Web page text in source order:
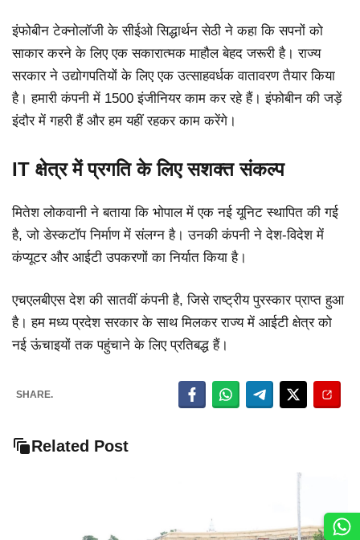
इंफोबीन टेक्नोलॉजी के सीईओ सिद्धार्थन सेठी ने कहा कि सपनों को
साकार करने के लिए एक सकारात्मक माहौल बेहद जरूरी है। राज्य
सरकार ने उद्योगपतियों के लिए एक उत्साहवर्धक वातावरण तैयार किया
है। हमारी कंपनी में 1500 इंजीनियर काम कर रहे हैं। इंफोबीन की जड़ें
इंदौर में गहरी हैं और हम यहीं रहकर काम करेंगे।
IT क्षेत्र में प्रगति के लिए सशक्त संकल्प
मितेश लोकवानी ने बताया कि भोपाल में एक नई यूनिट स्थापित की गई
है, जो डेस्कटॉप निर्माण में संलग्न है। उनकी कंपनी ने देश-विदेश में
कंप्यूटर और आईटी उपकरणों का निर्यात किया है।
एचएलबीएस देश की सातवीं कंपनी है, जिसे राष्ट्रीय पुरस्कार प्राप्त हुआ
है। हम मध्य प्रदेश सरकार के साथ मिलकर राज्य में आईटी क्षेत्र को
नई ऊंचाइयों तक पहुंचाने के लिए प्रतिबद्ध हैं।
SHARE.
Related Post